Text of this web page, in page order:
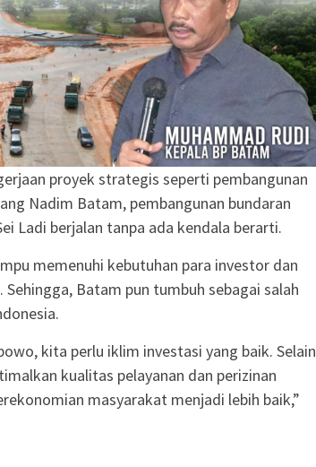
proyek strategis seperti pembangunan
Nadim Batam, pembangunan bundaran
Ladi berjalan tanpa ada kendala berarti.
memenuhi kebutuhan para investor dan
Batam pun tumbuh sebagai salah
kita perlu iklim investasi yang baik. Selain
kualitas pelayanan dan perizinan
masyarakat menjadi lebih baik,”